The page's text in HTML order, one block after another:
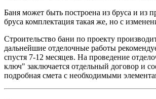
Баня может быть построена из бруса и из
бруса комплектация такая же, но с
Строительство бани по проекту
дальнейшие отделочные работы
спустя 7-12 месяцев. На проведение
ключ" заключается отдельный договор и
подробная смета с необходимыми